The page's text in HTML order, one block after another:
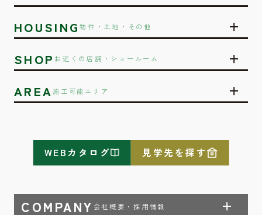
HOUSING物件・土地・その他
SHOP お近くの店舗・ショールーム
AREA施工可能エリア
COMPANY 会社概要・採用情報
WEBカタログ 見学先を探す